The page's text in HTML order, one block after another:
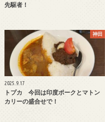
先駆者！
神田
2025.9.17
トプカ 今回は印度ポークとマトン
カリーの盛合せで！